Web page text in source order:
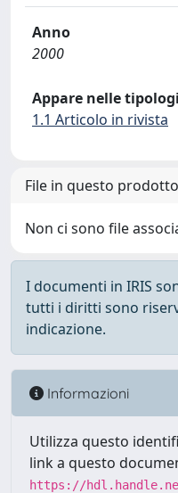
Anno
2000
Appare nelle
1.1 Articolo in rivista
File in questo
Non ci sono file
I documenti in IRIS
tutti i diritti sono
indicazione.
Informazioni
Utilizza questo
link a questo
https://